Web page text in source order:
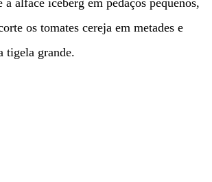
os tomates cereja em metades e
tigela grande.